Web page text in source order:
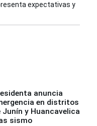
expectativas y
anuncia
en distritos
Junín y Huancavelica
sismo